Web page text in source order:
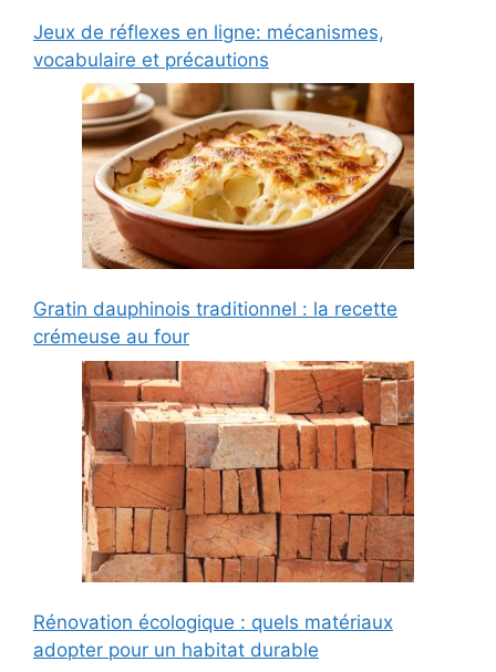
Jeux de réflexes en ligne: mécanismes,
vocabulaire et précautions
Gratin dauphinois traditionnel : la recette
crémeuse au four
Rénovation écologique : quels matériaux
adopter pour un habitat durable